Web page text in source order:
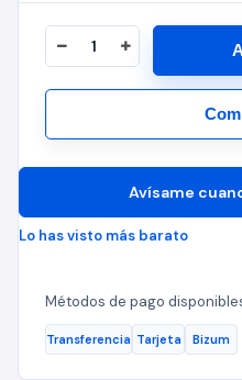
Avísame
Lo has visto más barato
Métodos de pago
Transferencia Tarjeta Bizum